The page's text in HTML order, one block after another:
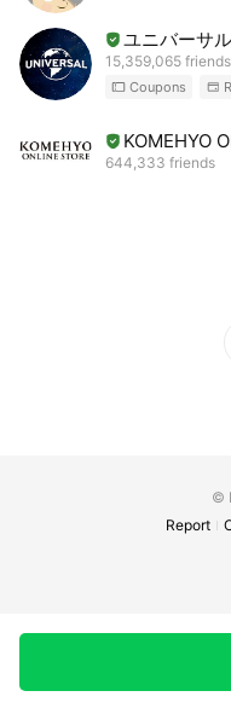
ユニバーサ
15,359,065 friends
Coupons
KOMEHYO
644,333 friends
©
Report